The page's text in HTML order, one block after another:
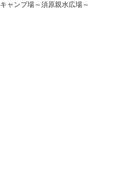
キャンプ場～須原親水広場～